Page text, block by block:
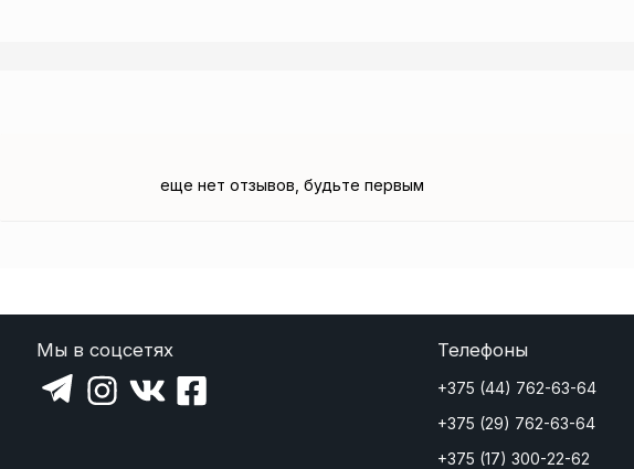
еще нет отзывов, будьте первым
Мы в соцсетях Телефоны
+375 (44) 762-63-64
+375 (29) 762-63-64
+375 (17) 300-22-62